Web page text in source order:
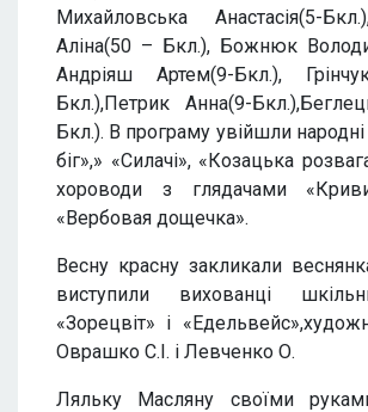
Михайловська Анастасія(5-
Аліна(50 – Бкл.), Божнюк
Андріяш Артем(9-Бкл.),
Бкл.),Петрик Анна(9-
Бкл.). В програму увійшли народні
біг»,» «Силачі», «Козацька
хороводи з глядачами
«Вербовая дощечка».
Весну красну закликали
виступили вихованці
«Зорецвіт» і
Оврашко С.І. і Левченко О.
Ляльку Масляну своїми